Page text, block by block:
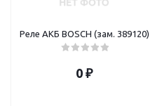
Реле АКБ BOSCH (зам. 389120)
0 ₽